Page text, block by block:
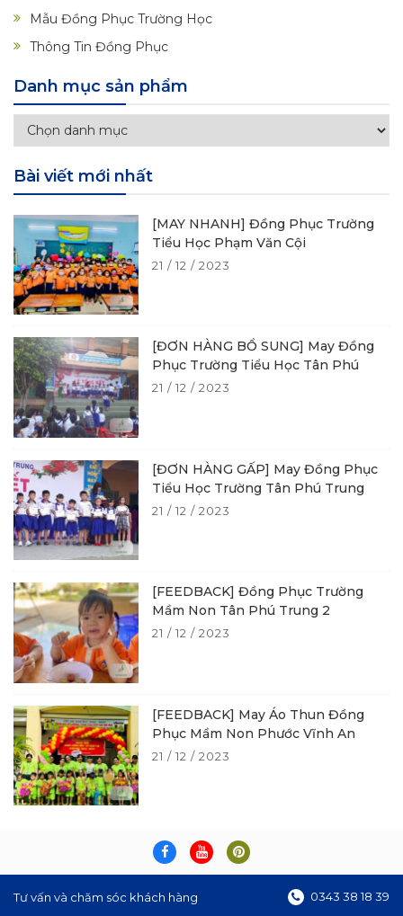
Mẫu Đồng Phục Trường Học
Thông Tin Đồng Phục
Danh mục sản phẩm
Bài viết mới nhất
[MAY NHANH] Đồng Phục Trường
Tiểu Học Phạm Văn Cội
21 / 12 / 2023
[ĐƠN HÀNG BỔ SUNG] May Đồng
Phục Trường Tiểu Học Tân Phú
21 / 12 / 2023
[ĐƠN HÀNG GẤP] May Đồng Phục
Tiểu Học Trường Tân Phú Trung
21 / 12 / 2023
[FEEDBACK] Đồng Phục Trường
Mầm Non Tân Phú Trung 2
21 / 12 / 2023
[FEEDBACK] May Áo Thun Đồng
Phục Mầm Non Phước Vĩnh An
21 / 12 / 2023
Tư vấn và chăm sóc khách hàng 0343 38 18 39